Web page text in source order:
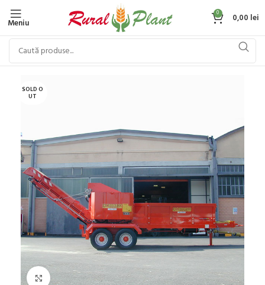
Meniu
0 0,00 lei
SOLD O
UT
Click to enlarge